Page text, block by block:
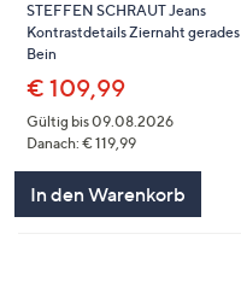
STEFFEN SCHRAUT Jeans
Kontrastdetails Ziernaht gerades
Bein
€ 109,99
Gültig bis 09.08.2026
Danach: € 119,99
In den Warenkorb